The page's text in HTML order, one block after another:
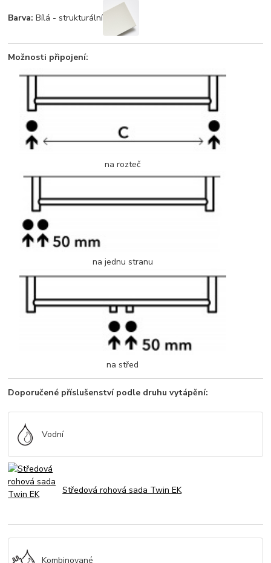
Barva: Bílá - strukturální
Možnosti připojení:
na rozteč
na jednu stranu
na střed
Doporučené příslušenství podle druhu vytápění:
Vodní
Středová rohová sada Twin EK
Kombinované